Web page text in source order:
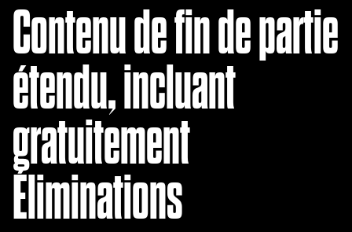
Contenu de fin de partie
étendu, incluant
gratuitement
Éliminations